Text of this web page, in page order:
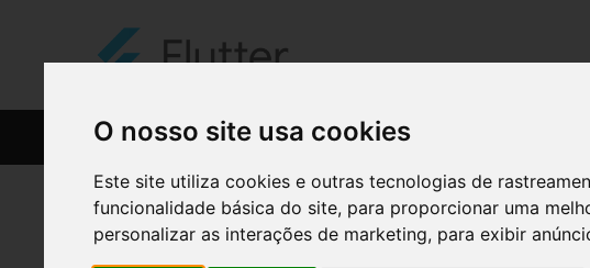
O nosso site usa cookies
Este site utiliza cookies e outras tecnologias de
funcionalidade básica do site, para proporcionar uma
personalizar as interações de marketing, para exibir
RECEITAS CATÁLOGO